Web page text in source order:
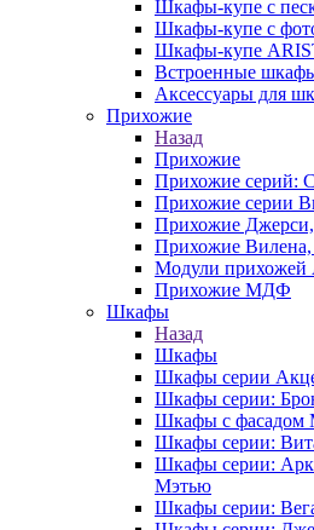
Шкафы-купе с
Шкафы-купе с
Шкафы-купе
Встроенные
Аксессуары для
Прихожие
Назад
Прихожие
Прихожие серий:
Прихожие серии
Прихожие
Прихожие
Модули прихожей
Прихожие МДФ
Шкафы
Назад
Шкафы
Шкафы серии
Шкафы серии:
Шкафы с
Шкафы серии:
Шкафы серии:
Мэтью
Шкафы серии: